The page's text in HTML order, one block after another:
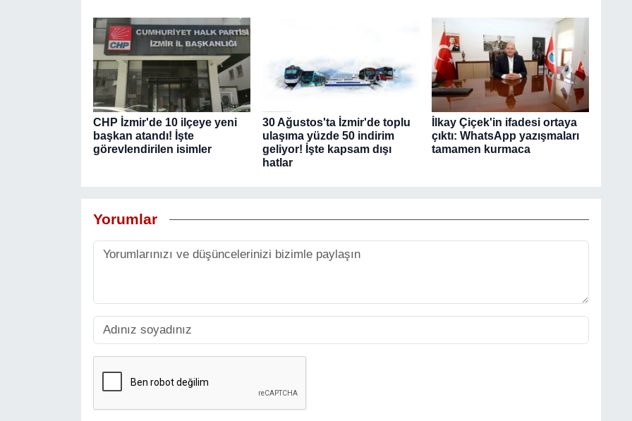
CHP İzmir'de 10 ilçeye yeni
başkan atandı! İşte
görevlendirilen isimler
30 Ağustos'ta İzmir'de toplu
ulaşıma yüzde 50 indirim
geliyor! İşte kapsam dışı
hatlar
İlkay Çiçek'in ifadesi ortaya
çıktı: WhatsApp yazışmaları
tamamen kurmaca
Yorumlar